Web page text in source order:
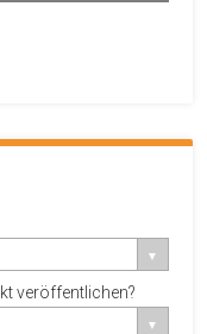
veröffentlichen?